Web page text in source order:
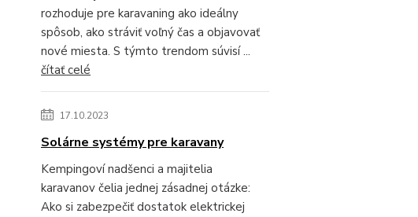
rozhoduje pre karavaning ako ideálny
spôsob, ako stráviť voľný čas a objavovať
nové miesta. S týmto trendom súvisí ...
čítať celé
17.10.2023
Solárne systémy pre karavany
Kempingoví nadšenci a majitelia
karavanov čelia jednej zásadnej otázke:
Ako si zabezpečiť dostatok elektrickej